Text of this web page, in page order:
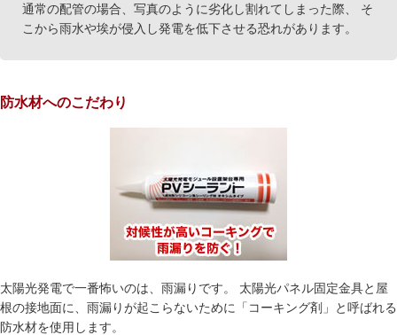
通常の配管の場合、写真のように劣化し割れてしまった際、 そ
こから雨水や埃が侵入し発電を低下させる恐れがあります。
防水材へのこだわり
太陽光発電で一番怖いのは、雨漏りです。 太陽光パネル固定金具と屋
根の接地面に、雨漏りが起こらないために「コーキング剤」と呼ばれる
防水材を使用します。